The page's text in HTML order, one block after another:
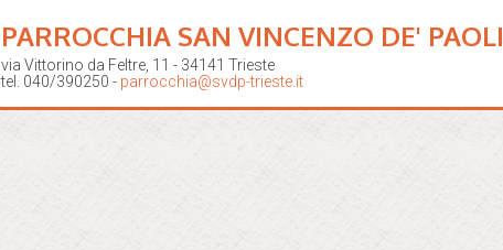
PARROCCHIA SAN VINCENZO DE' PAOLI
via Vittorino da Feltre, 11 - 34141 Trieste
tel. 040/390250 - parrocchia@svdp-trieste.it